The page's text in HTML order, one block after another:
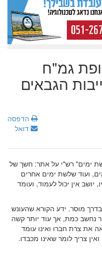
גמ"ח
הגבאים
הדפסה
דואל
ימים" רש"י על אתר: חשך של
ועוד שלשת ימים אחרים
אין יכול לעמוד, ועומד
מוסר. ידע הקורא שהעונש
נחשב כמת, אך עוד יותר קשה
את צרת חברו ואינו עומד
ואין צריך לומר שאינו מכבדו.